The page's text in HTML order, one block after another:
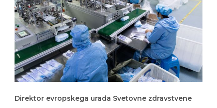
Direktor evropskega urada Svetovne zdravstvene